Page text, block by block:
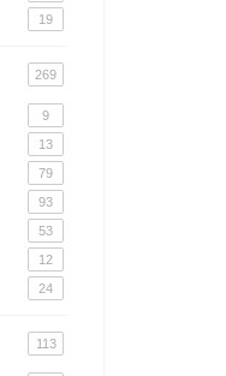
19
269
9
13
79
93
53
12
24
113